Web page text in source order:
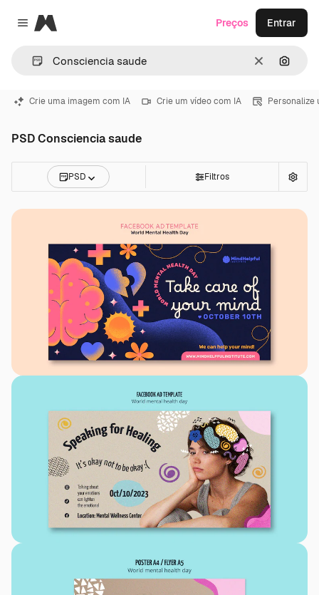
Close menu
Magnific
Limpar
Preços Entrar
Crie uma imagem com IA Crie um vídeo com IA Personalize
PSD Consciencia saude
PSD Filtros